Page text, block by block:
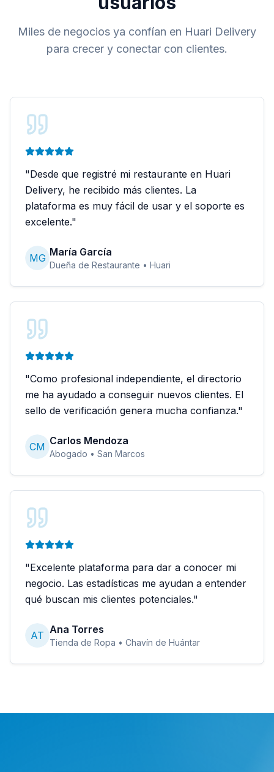
Miles de negocios ya confían en Huari Delivery
para crecer y conectar con clientes.
"Desde que registré mi restaurante en Huari
Delivery, he recibido más clientes. La
plataforma es muy fácil de usar y el soporte es
excelente."
MG María García
Dueña de Restaurante • Huari
"Como profesional independiente, el directorio
me ha ayudado a conseguir nuevos clientes. El
sello de verificación genera mucha confianza."
CM Carlos Mendoza
Abogado • San Marcos
"Excelente plataforma para dar a conocer mi
negocio. Las estadísticas me ayudan a entender
qué buscan mis clientes potenciales."
AT Ana Torres
Tienda de Ropa • Chavín de Huántar